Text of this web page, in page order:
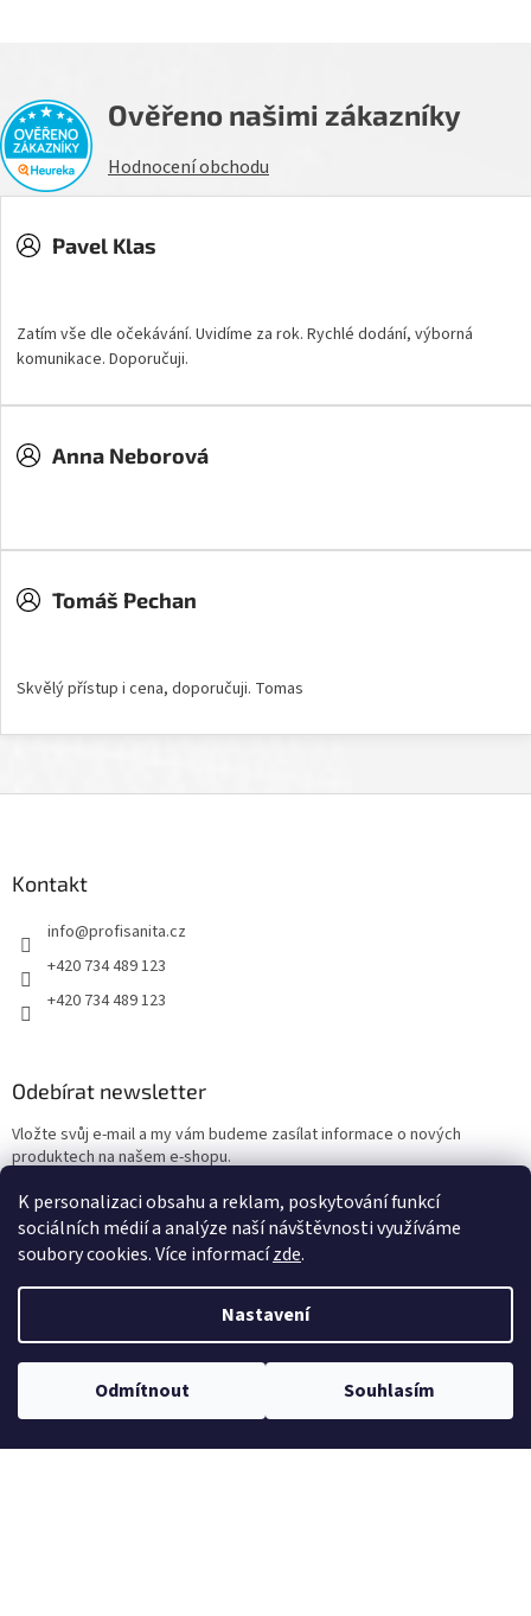
K personalizaci obsahu a reklam, poskytování funkcí
sociálních médií a analýze naší návštěvnosti využíváme
soubory cookies. Více informacízde.
Nastavení
Odmítnout Souhlasím
Ověřeno našimi zákazníky
Hodnocení obchodu
Pavel Klas
Zatím vše dle očekávání. Uvidíme za rok. Rychlé dodání, výborná
komunikace. Doporučuji.
Anna Neborová
Tomáš Pechan
Skvělý přístup i cena, doporučuji. Tomas
Kontakt
info@profisanita.cz
+420 734 489 123
+420 734 489 123
Odebírat newsletter
Vložte svůj e-mail a my vám budeme zasílat informace o nových
produktech na našem e-shopu.
E-mail
Vložením e-mailu souhlasíte spodmínkami ochrany osobních údajů